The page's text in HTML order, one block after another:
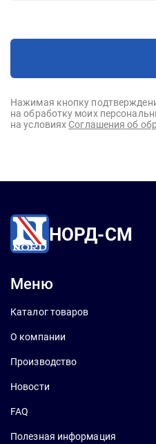
Нажимая кнопку
на обработку моих
на условиях Соглашения об
НОРД-СМ
Меню
Каталог товаров
О компании
Производство
Новости
FAQ
Полезная информация